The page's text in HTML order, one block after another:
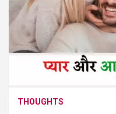
THOUGHTS